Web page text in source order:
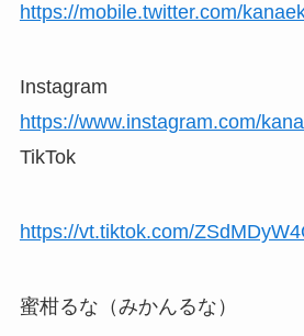
https://mobile.twitter.com/
Instagram
https://www.instagram.com/
TikTok
https://vt.tiktok.com/
蜜柑るな（みかんるな）